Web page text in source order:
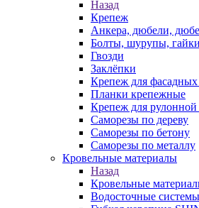
Назад
Крепеж
Анкера, дюбели,
Болты, шурупы, гайки
Гвозди
Заклёпки
Крепеж для фасадных
Планки крепежные
Крепеж для рулонной
Саморезы по дереву
Саморезы по бетону
Саморезы по металлу
Кровельные материалы
Назад
Кровельные
Водосточные системы